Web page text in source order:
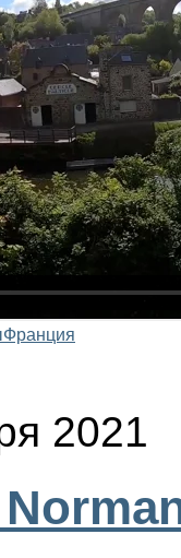
Франция
2021